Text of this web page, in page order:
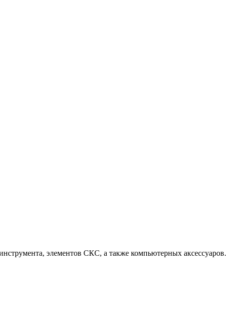
элементов СКС, а также компьютерных аксессуаров.